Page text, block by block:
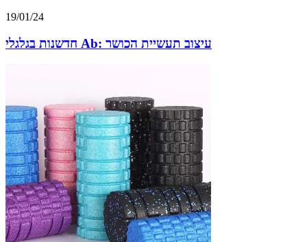
19/01/24
חדשנות בגלגלי Ab: עיצוב תעשיית הכושר